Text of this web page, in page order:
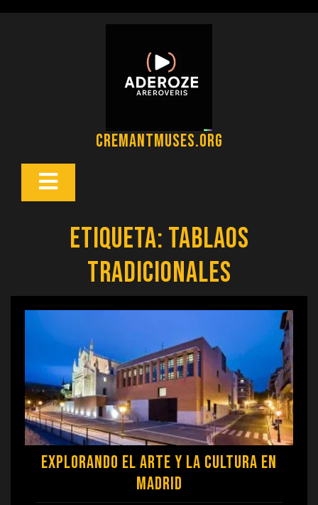
cremantmuses.org
Botón
Etiqueta: tablaos
tradicionales
Explorando el Arte y la Cultura en
Madrid